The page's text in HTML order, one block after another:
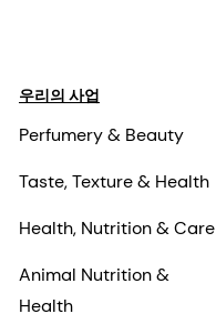
우리의 사업
Perfumery & Beauty
Taste, Texture & Health
Health, Nutrition & Care
Animal Nutrition &
Health